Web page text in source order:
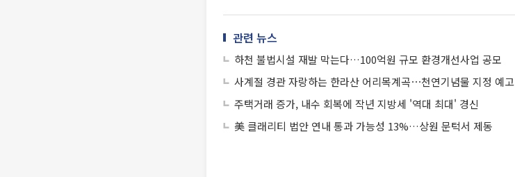
관련 뉴스
하천 불법시설 재발 막는다…100억원 규모 환경개선사업 공모
사계절 경관 자랑하는 한라산 어리목계곡⋯천연기념물 지정 예고
주택거래 증가, 내수 회복에 작년 지방세 '역대 최대' 경신
美 클래리티 법안 연내 통과 가능성 13%…상원 문턱서 제동